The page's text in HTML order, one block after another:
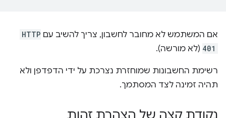
אם המשתמש לא מחובר לחשבון, צריך להשיב עם HTTP
401 (לא מורשה).
רשימת החשבונות שמוחזרת נצרכת על ידי הדפדפן ולא
תהיה זמינה לצד המסתמך.